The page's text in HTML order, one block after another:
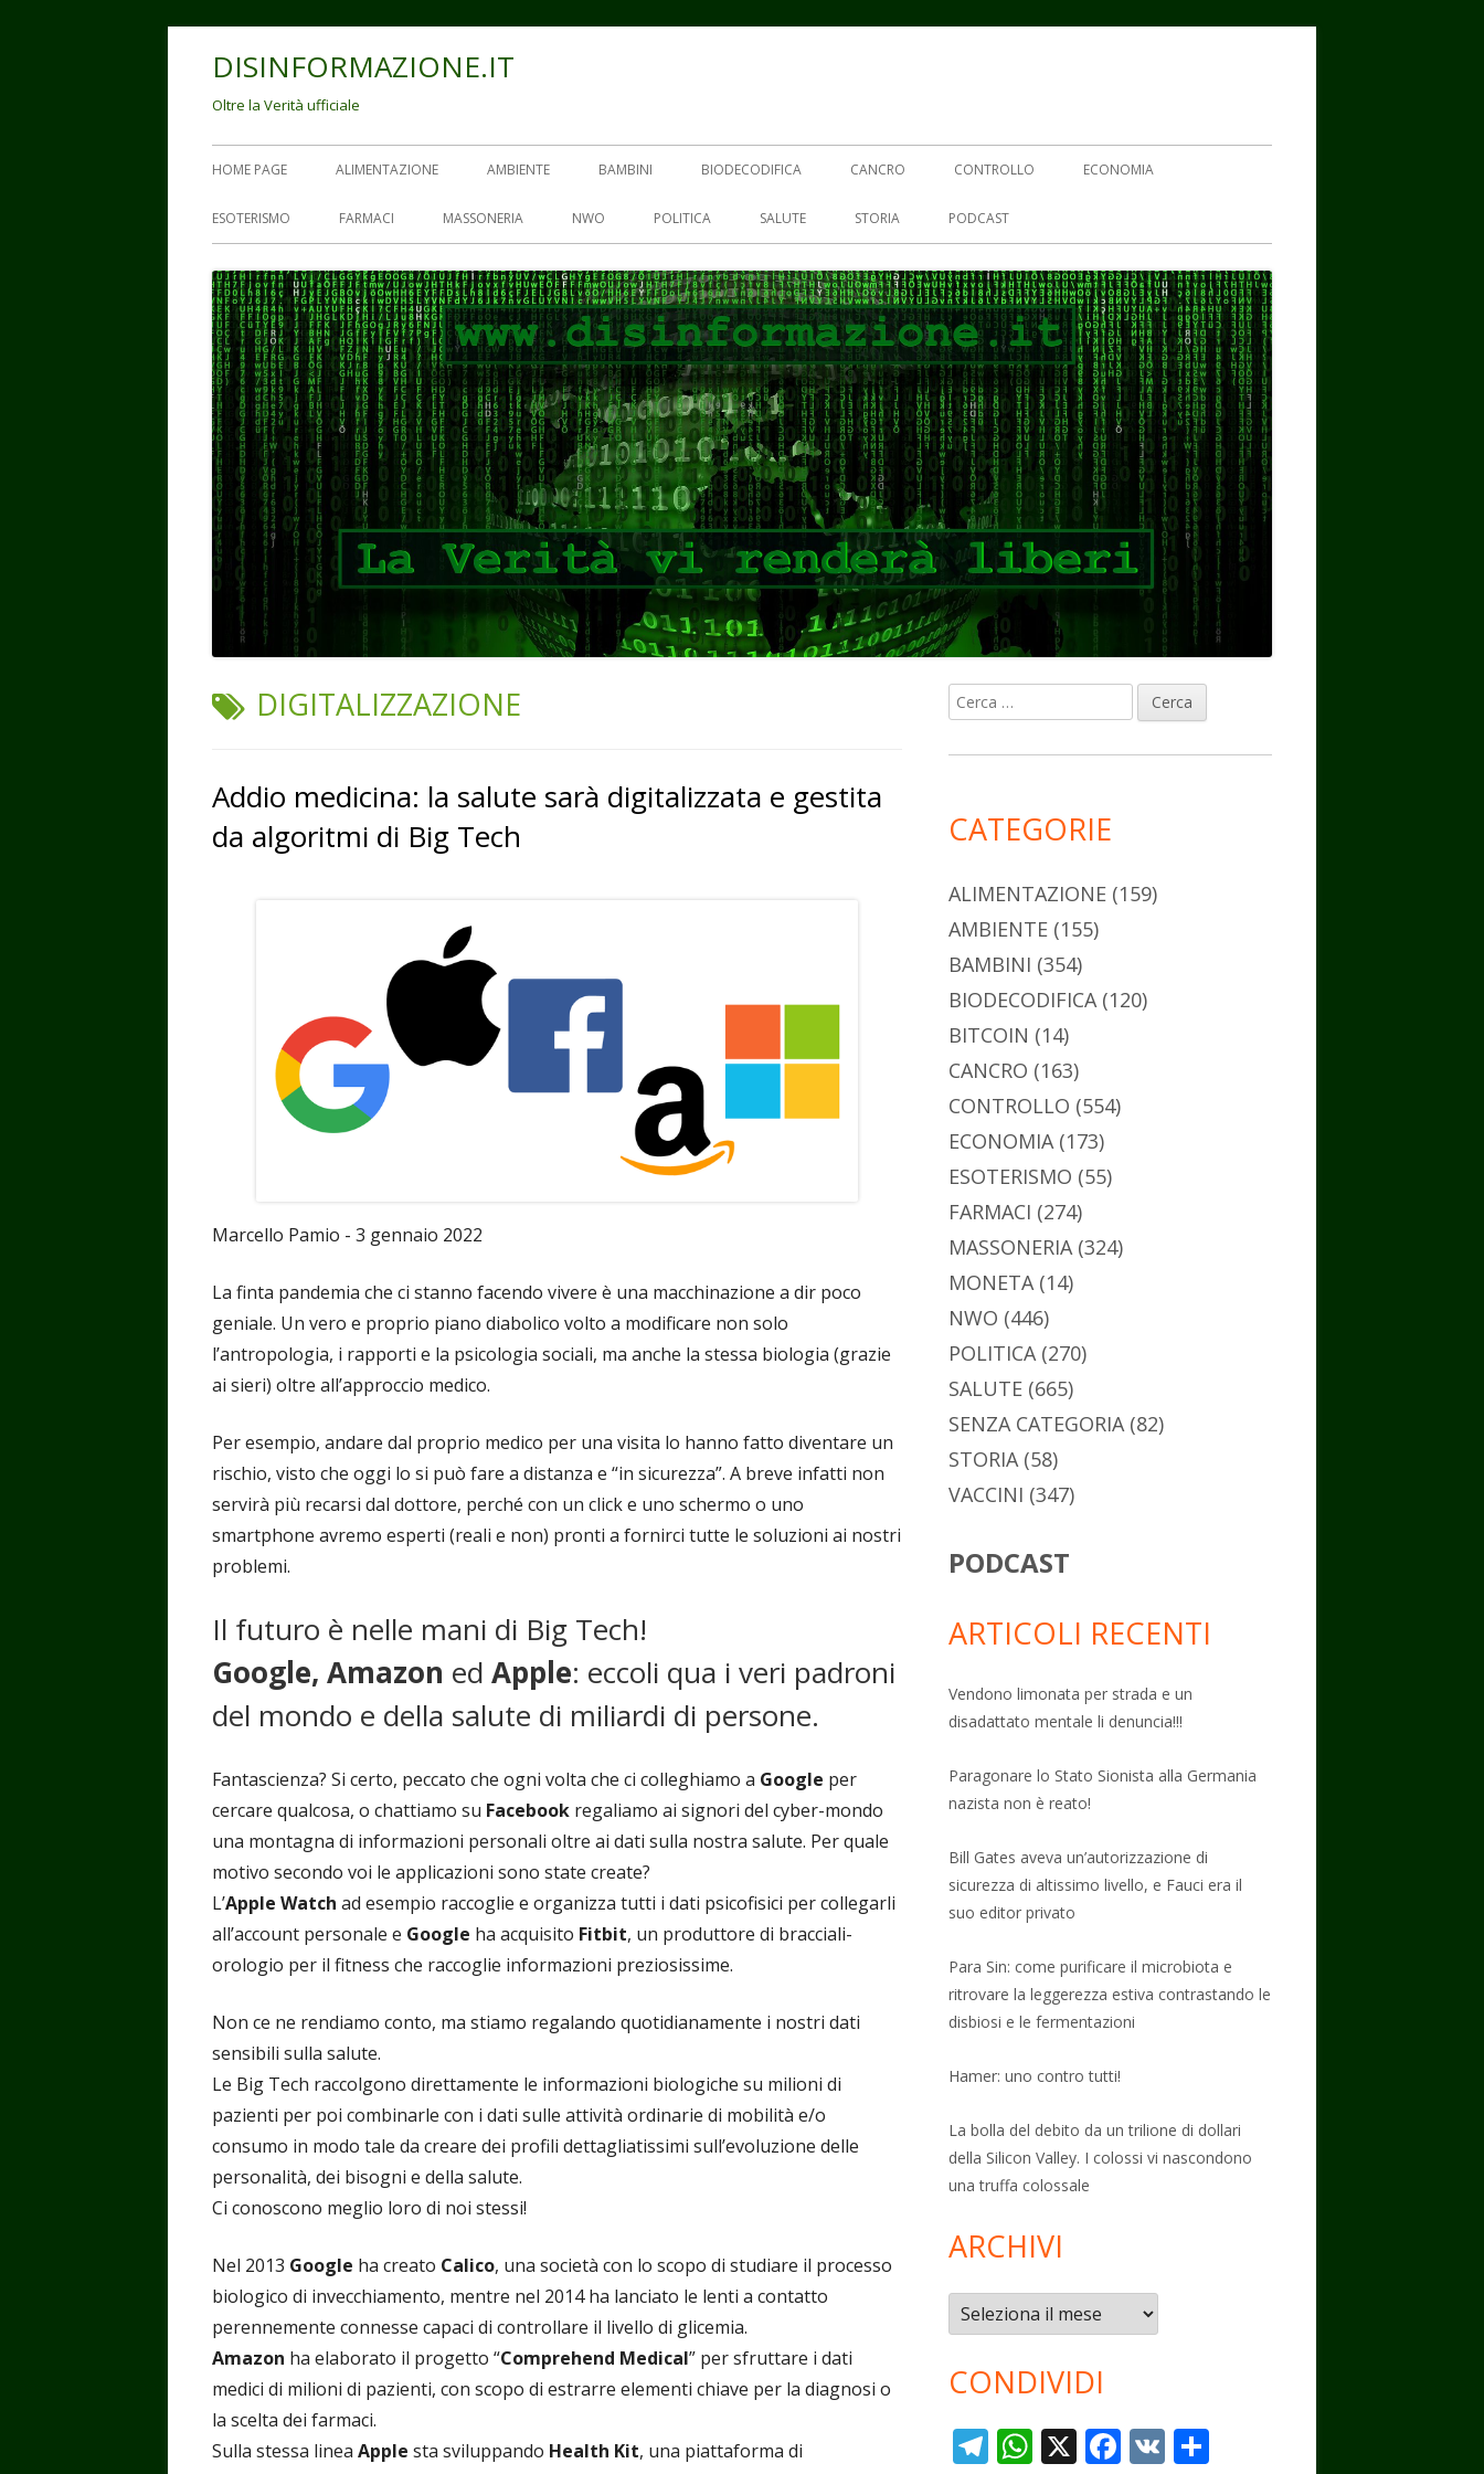
DISINFORMAZIONE.IT
Oltre la Verità ufficiale
Menu
principale
HOME PAGE ALIMENTAZIONE AMBIENTE BAMBINI BIODECODIFICA CANCRO CONTROLLO ECONOMIA
ESOTERISMO FARMACI MASSONERIA NWO POLITICA SALUTE STORIA PODCAST
TAG:
DIGITALIZZAZIONE
Addio medicina: la salute sarà digitalizzata e gestita
da algoritmi di Big Tech
Marcello Pamio - 3 gennaio 2022
La finta pandemia che ci stanno facendo vivere è una macchinazione a dir poco
geniale. Un vero e proprio piano diabolico volto a modificare non solo
l’antropologia, i rapporti e la psicologia sociali, ma anche la stessa biologia (grazie
ai sieri) oltre all’approccio medico.
Per esempio, andare dal proprio medico per una visita lo hanno fatto diventare un
rischio, visto che oggi lo si può fare a distanza e “in sicurezza”. A breve infatti non
servirà più recarsi dal dottore, perché con un click e uno schermo o uno
smartphone avremo esperti (reali e non) pronti a fornirci tutte le soluzioni ai nostri
problemi.
Il futuro è nelle mani di Big Tech!
Google, Amazon ed Apple: eccoli qua i veri padroni
del mondo e della salute di miliardi di persone.
Fantascienza? Si certo, peccato che ogni volta che ci colleghiamo a Google per
cercare qualcosa, o chattiamo su Facebook regaliamo ai signori del cyber-mondo
una montagna di informazioni personali oltre ai dati sulla nostra salute. Per quale
motivo secondo voi le applicazioni sono state create?
L’Apple Watch ad esempio raccoglie e organizza tutti i dati psicofisici per collegarli
all’account personale e Google ha acquisito Fitbit, un produttore di bracciali-
orologio per il fitness che raccoglie informazioni preziosissime.
Non ce ne rendiamo conto, ma stiamo regalando quotidianamente i nostri dati
sensibili sulla salute.
Le Big Tech raccolgono direttamente le informazioni biologiche su milioni di
pazienti per poi combinarle con i dati sulle attività ordinarie di mobilità e/o
consumo in modo tale da creare dei profili dettagliatissimi sull’evoluzione delle
personalità, dei bisogni e della salute.
Ci conoscono meglio loro di noi stessi!
Nel 2013 Google ha creato Calico, una società con lo scopo di studiare il processo
biologico di invecchiamento, mentre nel 2014 ha lanciato le lenti a contatto
perennemente connesse capaci di controllare il livello di glicemia.
Amazon ha elaborato il progetto “Comprehend Medical” per sfruttare i dati
medici di milioni di pazienti, con scopo di estrarre elementi chiave per la diagnosi o
la scelta dei farmaci.
Sulla stessa linea Apple sta sviluppando Health Kit, una piattaforma di
Barra
laterale
Ricerca
per:
CATEGORIE
ALIMENTAZIONE (159)
AMBIENTE (155)
BAMBINI (354)
BIODECODIFICA(120)
BITCOIN (14)
CANCRO (163)
CONTROLLO (554)
ECONOMIA(173)
ESOTERISMO (55)
FARMACI (274)
MASSONERIA(324)
MONETA(14)
NWO (446)
POLITICA(270)
SALUTE (665)
SENZA CATEGORIA(82)
STORIA(58)
VACCINI (347)
PODCAST
ARTICOLI RECENTI
Vendono limonata per strada e un
disadattato mentale li denuncia!!!
Paragonare lo Stato Sionista alla Germania
nazista non è reato!
Bill Gates aveva un’autorizzazione di
sicurezza di altissimo livello, e Fauci era il
suo editor privato
Para Sin: come purificare il microbiota e
ritrovare la leggerezza estiva contrastando le
disbiosi e le fermentazioni
Hamer: uno contro tutti!
La bolla del debito da un trilione di dollari
della Silicon Valley. I colossi vi nascondono
una truffa colossale
ARCHIVI
Archivi
CONDIVIDI
T W X F V